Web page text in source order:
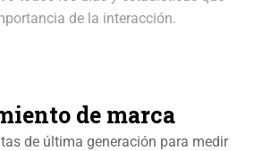
de la interacción.
de marca
de última generación para medir